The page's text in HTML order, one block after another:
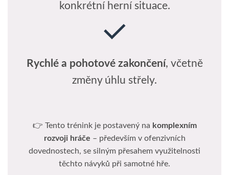
konkrétní herní situace.
Rychlé a pohotové zakončení, včetně
změny úhlu střely.
👉 Tento trénink je postavený na komplexním
rozvoji hráče – především v ofenzivních
dovednostech, se silným přesahem využitelnosti
těchto návyků při samotné hře.